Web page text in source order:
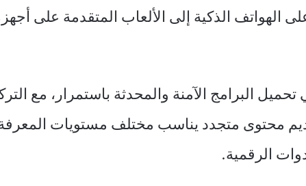
الهواتف الذكية إلى الألعاب المتقدمة على
البرامج الآمنة والمحدثة باستمرار، مع
محتوى متجدد يناسب مختلف مستويات المعرفة
الرقمية.